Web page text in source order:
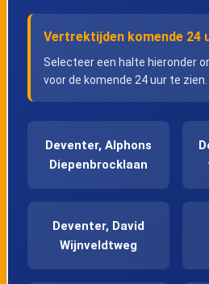
Vertrektijden komende 24
Selecteer een halte hieronder
voor de komende 24 uur te zien.
Deventer, Alphons
Diepenbrocklaan
Deventer, David
Wijnveldtweg